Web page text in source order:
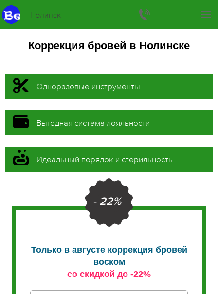
Нолинск
Коррекция бровей в Нолинске
Одноразовые инструменты
Выгодная система лояльности
Идеальный порядок и стерильность
- 22%
Только в августе коррекция бровей
воском
со скидкой до -22%